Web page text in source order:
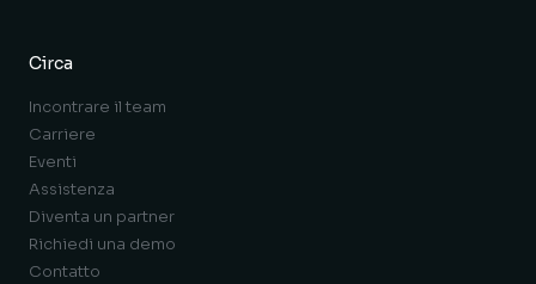
Circa
Incontrare il team
Carriere
Eventi
Assistenza
Diventa un partner
Richiedi una demo
Contatto